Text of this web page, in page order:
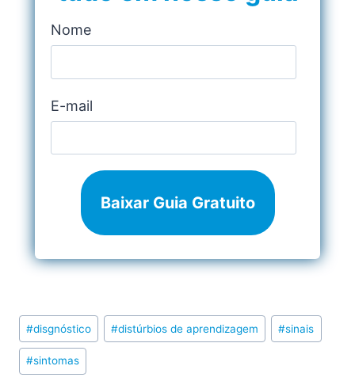
Nome
E-mail
Baixar Guia Gratuito
Post
Tags:
#disgnóstico #distúrbios de aprendizagem #sinais
#sintomas